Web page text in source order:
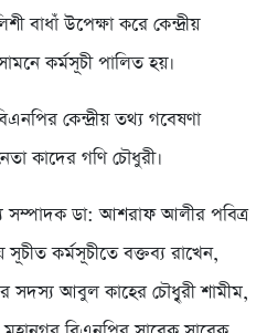
বাধাঁ উপেক্ষা করে কেন্দ্রীয়
কর্মসূচী পালিত হয়।
কেন্দ্রীয় তথ্য গবেষণা
কাদের গণি চৌধুরী।
সম্পাদক ডা: আশরাফ আলীর পবিত্র
কর্মসূচীতে বক্তব্য রাখেন,
সদস্য আবুল কাহের চৌধৃুরী শামীম,